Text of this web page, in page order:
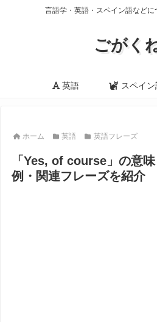
言語学・英語・スペイン語など
ごがく
英語 スペイン
ホーム 英語 英語フレーズ
「Yes, of course」の意
例・関連フレーズを紹介